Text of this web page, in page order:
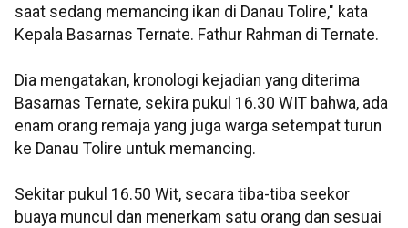
saat sedang memancing ikan di Danau Tolire," kata
Kepala Basarnas Ternate. Fathur Rahman di Ternate.
Dia mengatakan, kronologi kejadian yang diterima
Basarnas Ternate, sekira pukul 16.30 WIT bahwa, ada
enam orang remaja yang juga warga setempat turun
ke Danau Tolire untuk memancing.
Sekitar pukul 16.50 Wit, secara tiba-tiba seekor
buaya muncul dan menerkam satu orang dan sesuai